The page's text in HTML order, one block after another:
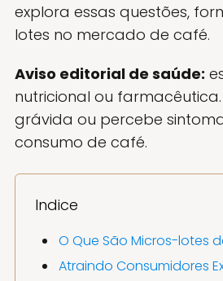
explora essas questões,
lotes no mercado de café.
Aviso editorial de saúde:
nutricional ou
grávida ou percebe
consumo de café.
Indice
O Que São Micros-lotes
Atraindo Consumidores